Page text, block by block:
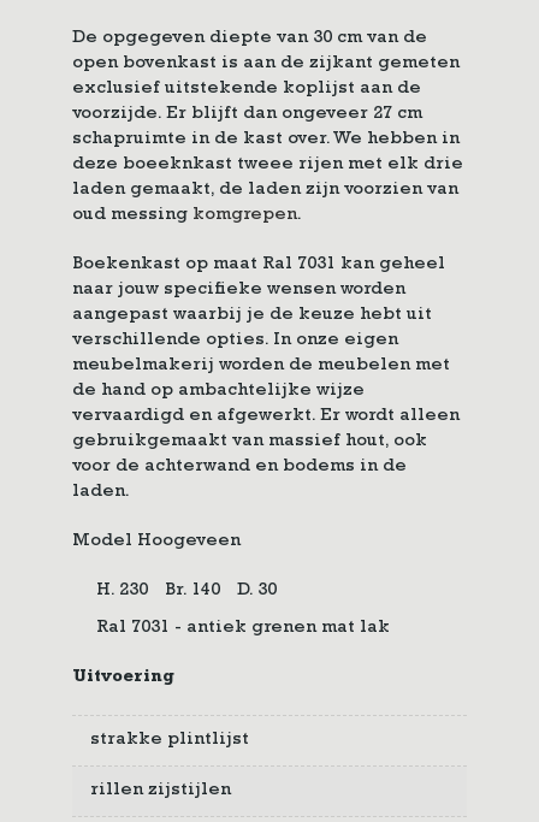
De opgegeven diepte van 30 cm van de
open bovenkast is aan de zijkant gemeten
exclusief uitstekende koplijst aan de
voorzijde. Er blijft dan ongeveer 27 cm
schapruimte in de kast over. We hebben in
deze boeeknkast tweee rijen met elk drie
laden gemaakt, de laden zijn voorzien van
oud messing komgrepen.
Boekenkast op maat Ral 7031 kan geheel
naar jouw specifieke wensen worden
aangepast waarbij je de keuze hebt uit
verschillende opties. In onze eigen
meubelmakerij worden de meubelen met
de hand op ambachtelijke wijze
vervaardigd en afgewerkt. Er wordt alleen
gebruikgemaakt van massief hout, ook
voor de achterwand en bodems in de
laden.
Model Hoogeveen
H. 230 Br. 140 D. 30
Ral 7031 - antiek grenen mat lak
Uitvoering
strakke plintlijst
rillen zijstijlen